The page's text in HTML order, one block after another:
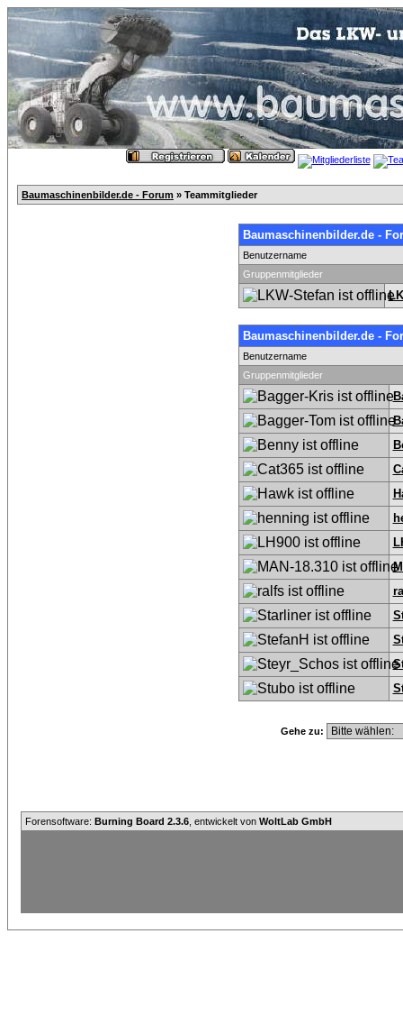
Baumaschinenbilder.de - Forum » Teammitglieder
Baumaschinenbilder.de -
Benutzername
Gruppenmitglieder
Baumaschinenbilder.de -
Benutzername
Gruppenmitglieder
Gehe zu:
Forensoftware: Burning Board 2.3.6 , entwickelt von WoltLab GmbH